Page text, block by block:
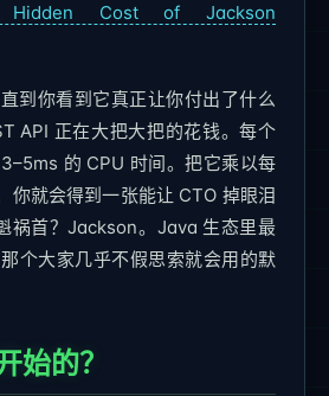
Cost of Jackson
到你看到它真正让你付出了什么
API 正在大把大把的花钱。每个
的 CPU 时间。把它乘以每
你就会得到一张能让 CTO 掉眼泪
祸首？Jackson。Java 生态里最
个大家几乎不假思索就会用的默
始的？